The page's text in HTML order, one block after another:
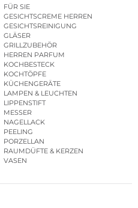
FÜR SIE
GESICHTSCREME HERREN
GESICHTSREINIGUNG
GLÄSER
GRILLZUBEHÖR
HERREN PARFUM
KOCHBESTECK
KOCHTÖPFE
KÜCHENGERÄTE
LAMPEN & LEUCHTEN
LIPPENSTIFT
MESSER
NAGELLACK
PEELING
PORZELLAN
RAUMDÜFTE & KERZEN
VASEN